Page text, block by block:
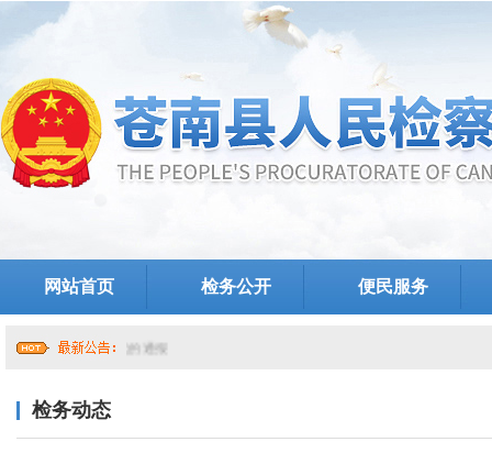
网站首页 检务公开 便民服务
检务动态